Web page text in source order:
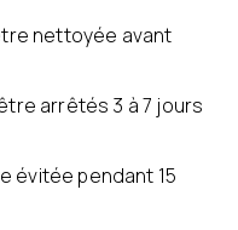
nettoyée avant
arrêtés 3 à 7 jours
évitée pendant 15